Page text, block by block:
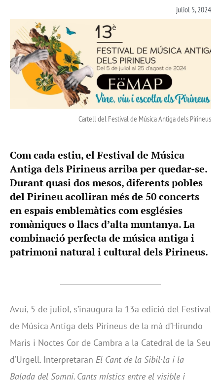
juliol 5, 2024
Cartell del Festival de Música Antiga dels Pirineus
Com cada estiu, el Festival de Música
Antiga dels Pirineus arriba per quedar-se.
Durant quasi dos mesos, diferents pobles
del Pirineu acolliran més de 50 concerts
en espais emblemàtics com esglésies
romàniques o llacs d’alta muntanya. La
combinació perfecta de música antiga i
patrimoni natural i cultural dels Pirineus.
Avui, 5 de juliol, s’inaugura la 13a edició del Festival
de Música Antiga dels Pirineus de la mà d’Hirundo
Maris i Noctes Cor de Cambra a la Catedral de la Seu
d’Urgell. Interpretaran El Cant de la Sibil·la i la
Balada del Somni. Cants místics entre el visible i